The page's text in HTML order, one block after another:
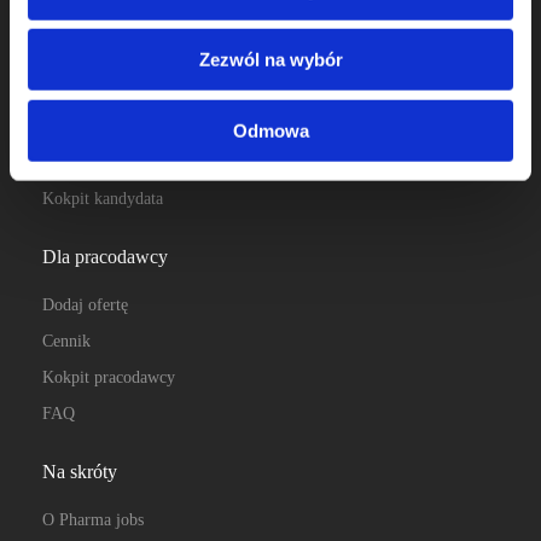
Zezwól na wybór
Odmowa
praca farmaceuta
Profile pracodawców
Kokpit kandydata
Dla pracodawcy
Dodaj ofertę
Cennik
Kokpit pracodawcy
FAQ
Na skróty
O Pharma jobs